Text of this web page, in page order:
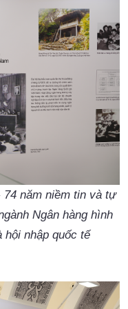
74 năm niềm tin và tự
Ngân hàng hình
nhập quốc tế